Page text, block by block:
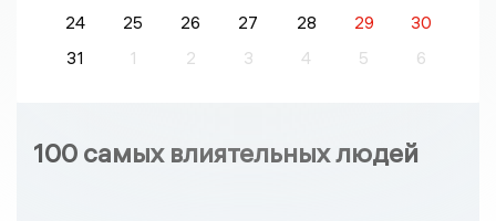
24
25 26 27 28 29
30
31
1 2 3 4 5 6
100 самых влиятельных людей